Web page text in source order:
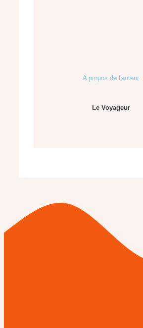
A propos de l'auteur
Le Voyageur